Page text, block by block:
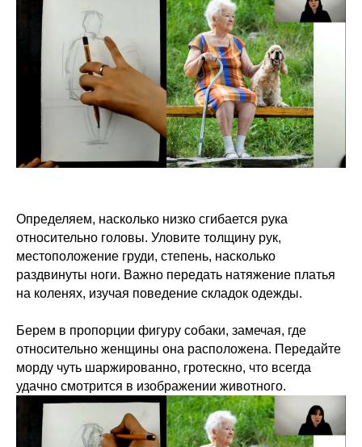
Определяем, насколько низко сгибается рука
относительно головы. Уловите толщину рук,
местоположение груди, степень, насколько
раздвинуты ноги. Важно передать натяжение платья
на коленях, изучая поведение складок одежды.
Берем в пропорции фигуру собаки, замечая, где
относительно женщины она расположена. Передайте
морду чуть шаржированно, гротескно, что всегда
удачно смотрится в изображении животного.